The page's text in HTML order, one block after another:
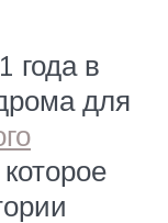
года в
для